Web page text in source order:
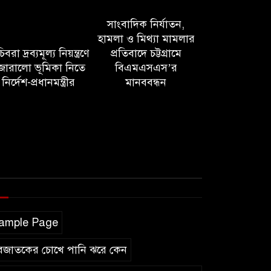
দ্রব্যমূল্য নিয়ন্ত্রণে
ভূমিকা নিতে
নির্দেশ-প্রধানমন্ত্রীর
সাংবাদিক নির্যাতন,
হামলা ও মিথ্যা মামলার
প্রতিবাদে চট্টগ্রামে
বিএমএসএস’র
মানববন্ধন
Page
চোখে পানি ঝরে কেন